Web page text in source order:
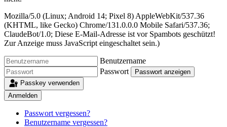
Mozilla/5.0 (Linux; Android 14; Pixel 8) AppleWebKit/537.36
(KHTML, like Gecko) Chrome/131.0.0.0 Mobile Safari/537.36;
ClaudeBot/1.0; Diese E-Mail-Adresse ist vor Spambots geschützt!
Zur Anzeige muss JavaScript eingeschaltet sein.)
Benutzername
Passwort
Passwort anzeigen
Passkey verwenden
Anmelden
Passwort vergessen?
Benutzername vergessen?